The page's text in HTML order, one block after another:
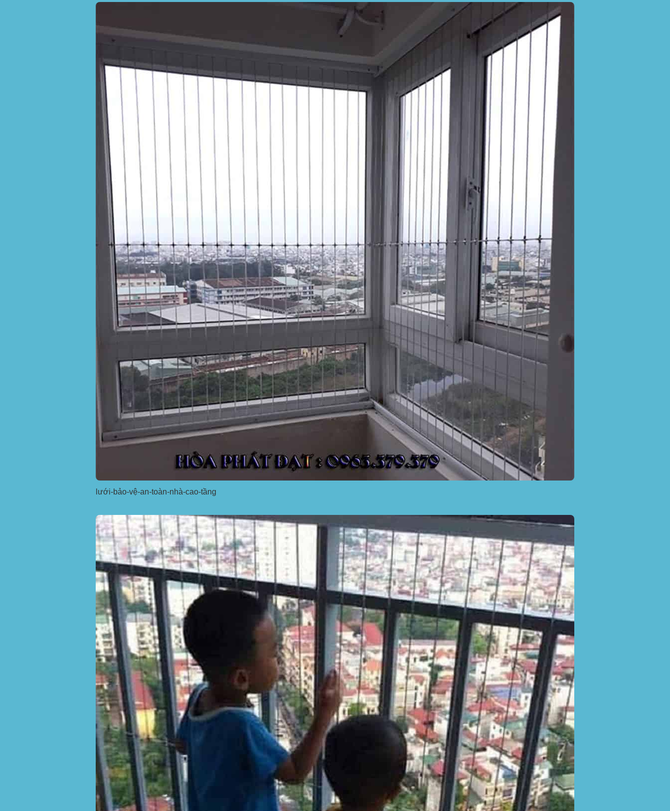
lưới-bảo-vệ-an-toàn-nhà-cao-tầng